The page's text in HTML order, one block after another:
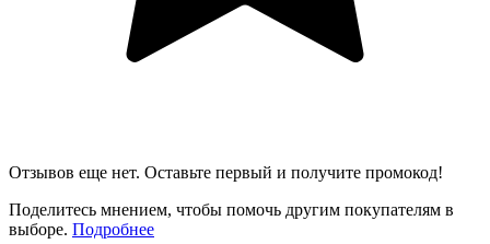
Отзывов еще нет. Оставьте первый и получите промокод!
Поделитесь мнением, чтобы помочь другим покупателям в
выборе. Подробнее